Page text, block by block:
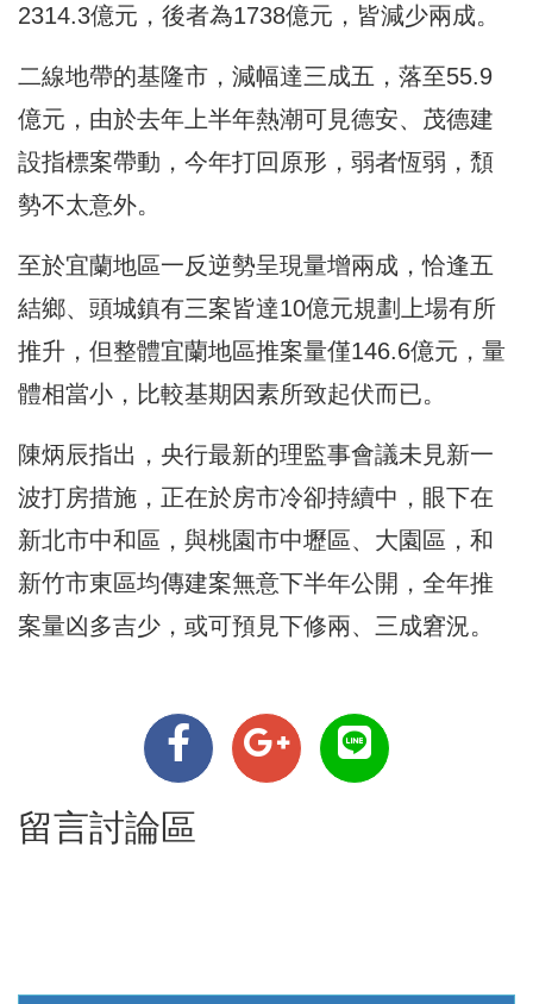
2314.3億元，後者為1738億元，皆減少兩成。
二線地帶的基隆市，減幅達三成五，落至55.9
億元，由於去年上半年熱潮可見德安、茂德建
設指標案帶動，今年打回原形，弱者恆弱，頹
勢不太意外。
至於宜蘭地區一反逆勢呈現量增兩成，恰逢五
結鄉、頭城鎮有三案皆達10億元規劃上場有所
推升，但整體宜蘭地區推案量僅146.6億元，量
體相當小，比較基期因素所致起伏而已。
陳炳辰指出，央行最新的理監事會議未見新一
波打房措施，正在於房市冷卻持續中，眼下在
新北市中和區，與桃園市中壢區、大園區，和
新竹市東區均傳建案無意下半年公開，全年推
案量凶多吉少，或可預見下修兩、三成窘況。
留言討論區